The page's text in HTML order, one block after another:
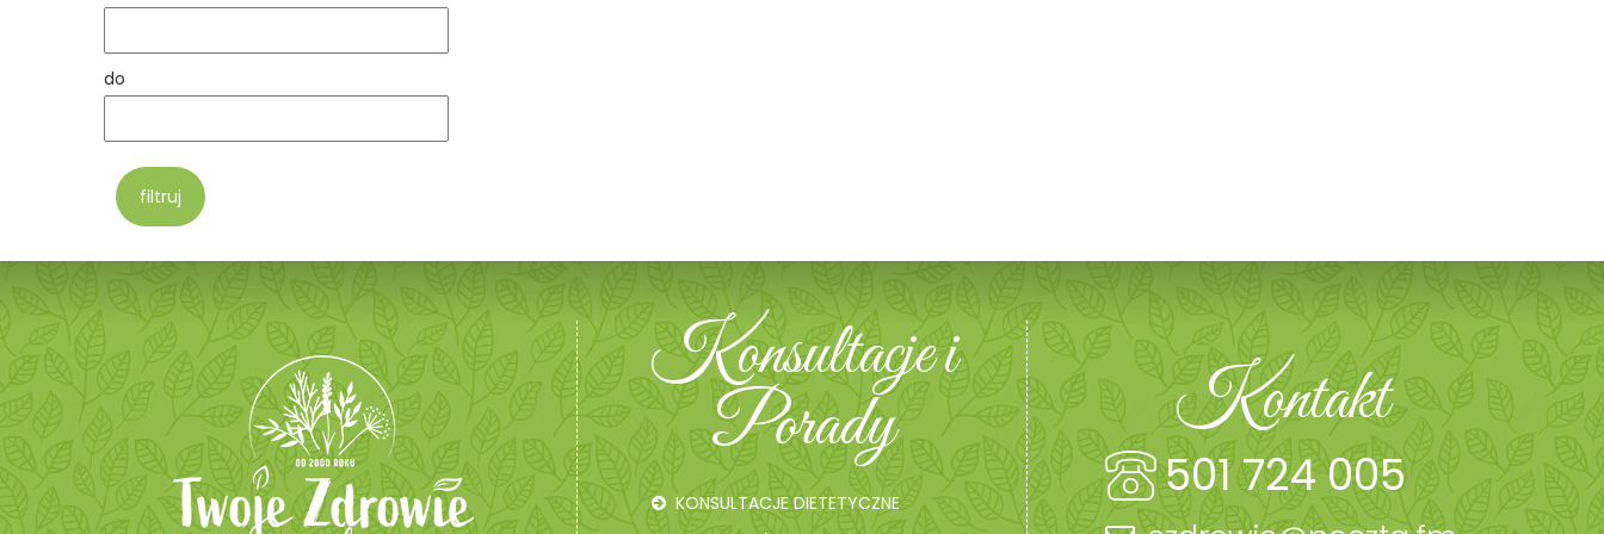
do
filtruj
Konsultacje i
Porady
KONSULTACJE DIETETYCZNE
Kontakt
501 724 005